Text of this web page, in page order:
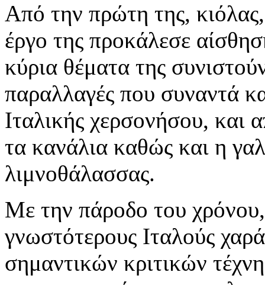
Από την πρώτη της,
έργο της προκάλεσε
κύρια θέματα της
παραλλαγές που συναντά
Ιταλικής χερσονήσου, και
τα κανάλια καθώς και η
λιμνοθάλασσας.
Με την πάροδο του χρόνου,
γνωστότερους Ιταλούς
σημαντικών κριτικών